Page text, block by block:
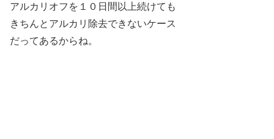
アルカリオフを１０日間以上続けても
きちんとアルカリ除去できないケース
だってあるからね。